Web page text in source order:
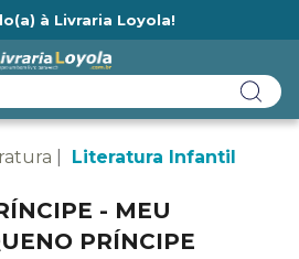
à Livraria Loyola!
Literatura Infantil
- MEU
PRÍNCIPE